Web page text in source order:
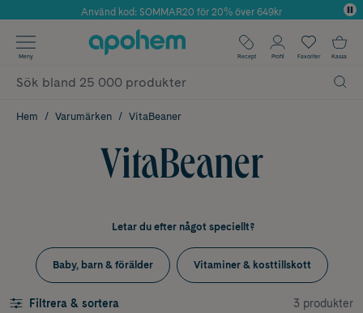
Årets Butik 2025 inom Skönhet
Använd kod: SOMMAR20 för 20% över 649kr
✓ Fri frakt
✓ Poäng på alla köp*
Meny Recept Profil Favoriter Kassa
Hem Varumärken VitaBeaner
VitaBeaner
Letar du efter något speciellt?
Baby, barn & förälder Vitaminer & kosttillskott
Filtrera & sortera 3 produkter